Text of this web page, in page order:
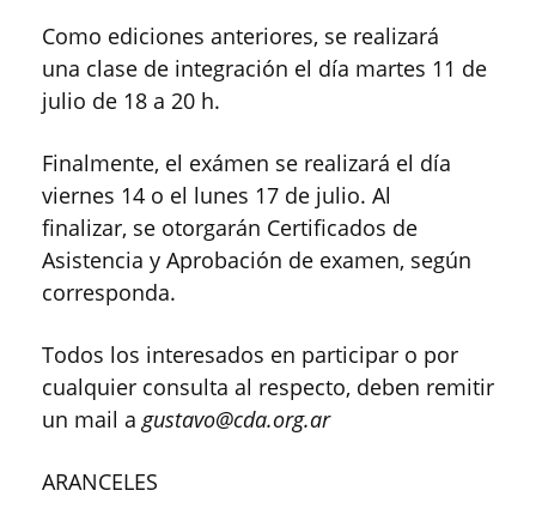
Como ediciones anteriores, se realizará
una clase de integración el día martes 11 de
julio de 18 a 20 h.
Finalmente, el exámen se realizará el día
viernes 14 o el lunes 17 de julio. Al
finalizar, se otorgarán Certificados de
Asistencia y Aprobación de examen, según
corresponda.
Todos los interesados en participar o por
cualquier consulta al respecto, deben remitir
un mail a gustavo@cda.org.ar
ARANCELES